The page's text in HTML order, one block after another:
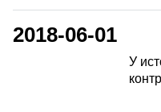
2018-06-01
У